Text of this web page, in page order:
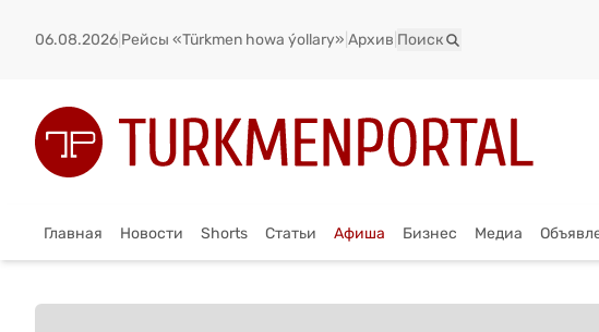
06.08.2026 Рейсы «Türkmen howa ýollary» Архив Поиск
Главная Новости Shorts Статьи Афиша Бизнес Медиа